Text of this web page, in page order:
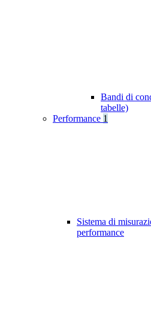
Bandi di
tabelle)
Performance 1
Sistema di
performance